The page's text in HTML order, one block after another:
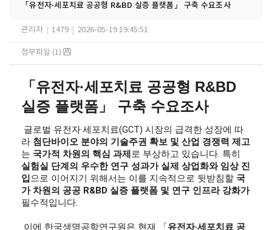
「유전자·세포치료 공공형 R&BD 실증 플랫폼」 구축 수요조사
관리자 1479 2026-05-19 19:45:51
첨부파일 (1)
「 유전자·세포치료 공공형 R&BD
실증 플랫폼 」 구축 수요조사
라 첨단바이오 분야의 기술주권 확보 및 산업 경쟁력 제고
는 국가적 차원의 핵심 과제
실험실 단계의 우수한 연구 성과가 실제 상업화와 임상 진
입으로 이어지기 위해서는 이를 지속적으로 뒷받침할 국
가 차원의 공공 R&BD 실증 플랫폼 및 연구 인프라 강화가
필수적입니다.
이에 한국생명공학연구원은 현재 「유전자·세포치료 공